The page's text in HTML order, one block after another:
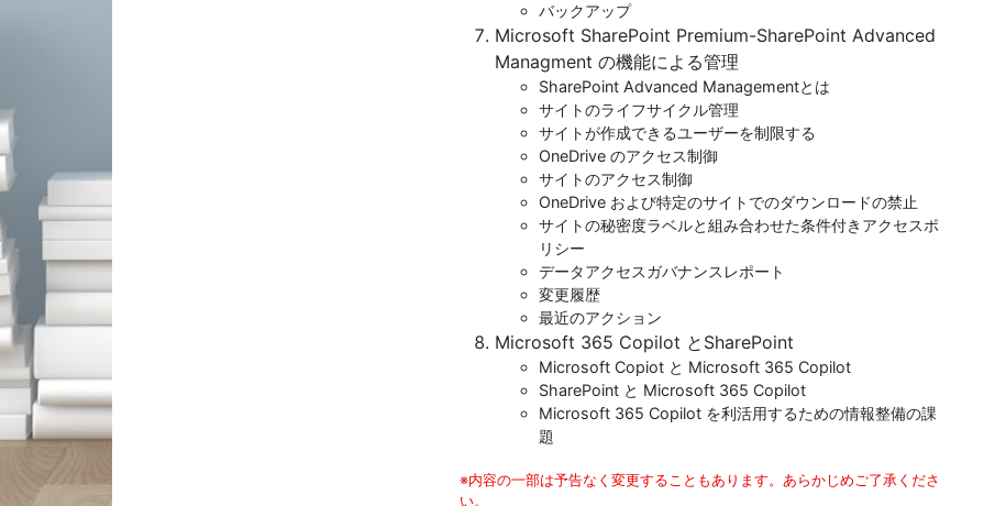
バックアップ
Microsoft SharePoint Premium-SharePoint Advanced
Managment の機能による管理
SharePoint Advanced Managementとは
サイトのライフサイクル管理
サイトが作成できるユーザーを制限する
OneDrive のアクセス制御
サイトのアクセス制御
OneDrive および特定のサイトでのダウンロードの禁止
サイトの秘密度ラベルと組み合わせた条件付きアクセスポ
リシー
データアクセスガバナンスレポート
変更履歴
最近のアクション
Microsoft 365 Copilot とSharePoint
Microsoft Copiot と Microsoft 365 Copilot
SharePoint と Microsoft 365 Copilot
Microsoft 365 Copilot を利活用するための情報整備の課
題
※内容の一部は予告なく変更することもあります。あらかじめご了承くださ
い。